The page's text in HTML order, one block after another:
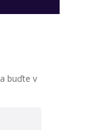
buďte v